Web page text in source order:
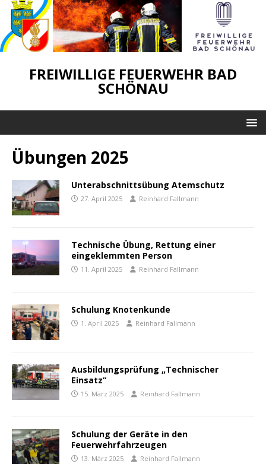
FREIWILLIGE FEUERWEHR BAD
SCHÖNAU
Übungen 2025
Unterabschnittsübung Atemschutz
27. April 2025 Reinhard Fallmann
Technische Übung, Rettung einer
eingeklemmten Person
11. April 2025 Reinhard Fallmann
Schulung Knotenkunde
1. April 2025 Reinhard Fallmann
Ausbildungsprüfung „Technischer
Einsatz“
15. März 2025 Reinhard Fallmann
Schulung der Geräte in den
Feuerwehrfahrzeugen
13. März 2025 Reinhard Fallmann